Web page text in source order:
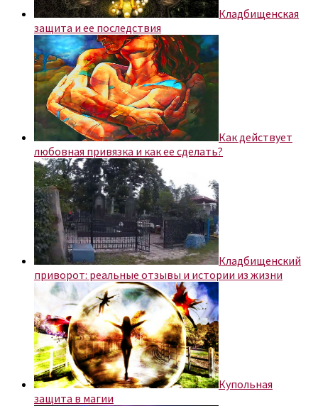
Кладбищенская
защита и ее последствия
Как действует
любовная привязка и как ее сделать?
Кладбищенский
приворот: реальные отзывы и истории из жизни
Купольная
защита в магии